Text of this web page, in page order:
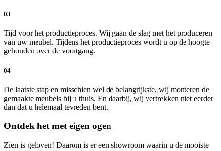
03
Tijd voor het productieproces. Wij gaan de slag met het produceren
van uw meubel. Tijdens het productieproces wordt u op de hoogte
gehouden over de voortgang.
04
De laatste stap en misschien wel de belangrijkste, wij monteren de
gemaakte meubels bij u thuis. En daarbij, wij vertrekken niet eerder
dan dat u helemaal tevreden bent.
Ontdek het met eigen ogen
Zien is geloven! Daarom is er een showroom waarin u de mooiste